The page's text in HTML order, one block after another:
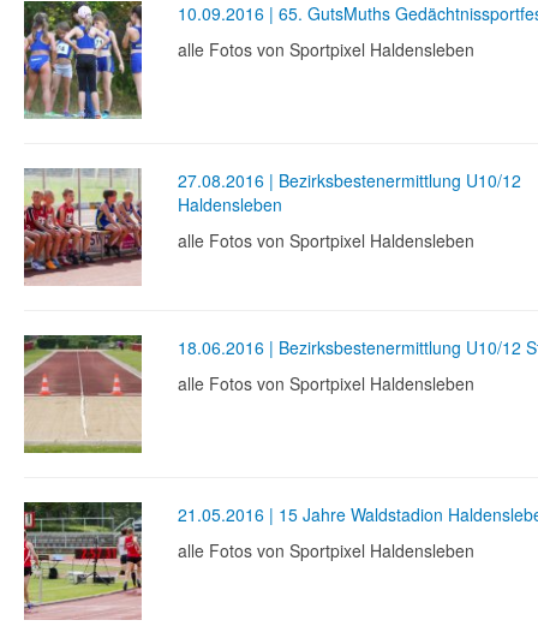
10.09.2016 | 65. GutsMuths
alle Fotos von Sportpixel Haldensleben
27.08.2016 | Bezirksbestenermittlung U10/12
Haldensleben
alle Fotos von Sportpixel Haldensleben
18.06.2016 | Bezirksbestenermittlung U10/12
alle Fotos von Sportpixel Haldensleben
21.05.2016 | 15 Jahre Waldstadion
alle Fotos von Sportpixel Haldensleben